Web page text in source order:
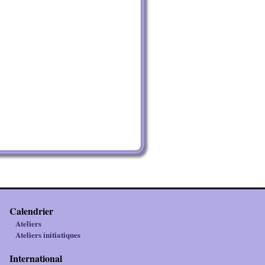
Calendrier
Ateliers
Ateliers initiatiques
International